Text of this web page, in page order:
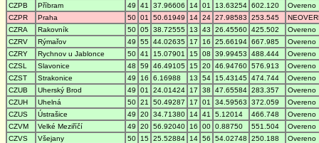
CZPB
Příbram 49 41 37.96606 14 01 13.63254 602.120
Overeno
CZPR
Praha 50 01 50.61949 14 24 27.98583 253.545
CZRA
Rakovník 50 05 38.72555 13 43 26.45560 425.502
Overeno
CZRV
Rýmařov 49 55 44.02635 17 16 25.66194 667.985
Overeno
CZRY
Rychnov u Jablonce 50 41 15.07901 15 08 39.99453 488.444
Overeno
CZSL
Slavonice 48 59 46.49105 15 20 46.94760 576.913
Overeno
CZST
Strakonice 49 16 6.16988 13 54 15.43145 474.744
Overeno
CZUB
Uherský Brod 49 01 24.01424 17 38 47.65584 283.357
Overeno
CZUH
Uhelná 50 21 50.49287 17 01 34.59563 372.059
Overeno
CZUS
Ústrašice 49 20 34.71380 14 41 5.12014 466.748
Overeno
CZVM
Velké Meziříčí 49 20 56.92040 16 00 0.88750 551.504
Overeno
CZVS
Všejany 50 15 25.52884 14 56 54.02748 250.188
Overeno